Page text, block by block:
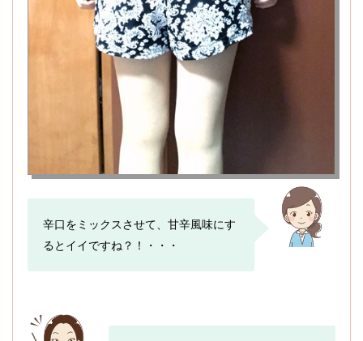
辛口をミックスさせて、甘辛風味にす
るとイイですね？！・・・